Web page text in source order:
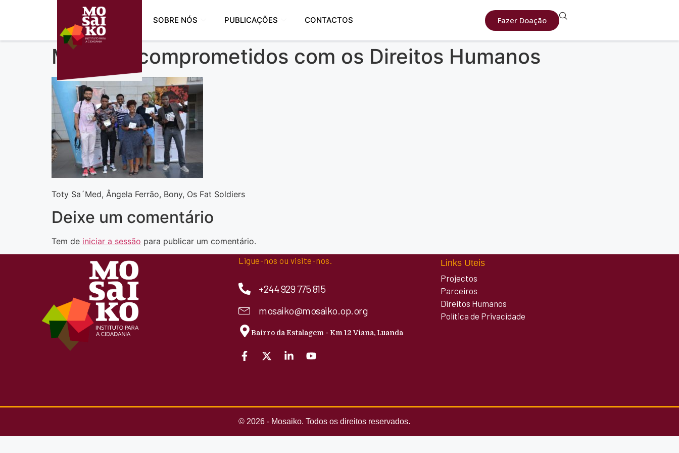
SOBRE NÓS PUBLICAÇÕES CONTACTOS Fazer Doação
Músicos comprometidos com os Direitos Humanos
Toty Sa´Med, Ângela Ferrão, Bony, Os Fat Soldiers
Deixe um comentário
Tem de iniciar a sessão para publicar um comentário.
Ligue-nos ou visite-nos.
+244 929 775 815
mosaiko@mosaiko.op.org
Bairro da Estalagem - Km 12 Viana, Luanda
Links Uteis
Projectos
Parceiros
Direitos Humanos
Política de Privacidade
© 2026 - Mosaiko. Todos os direitos reservados.